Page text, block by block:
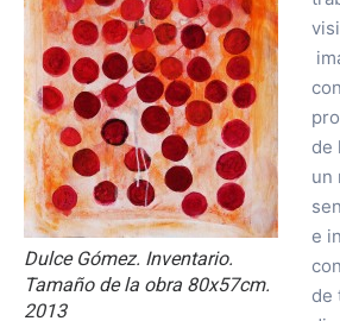
Dulce Gómez. Inventario.
Tamaño de la obra 80x57cm.
2013
de
un
e
de